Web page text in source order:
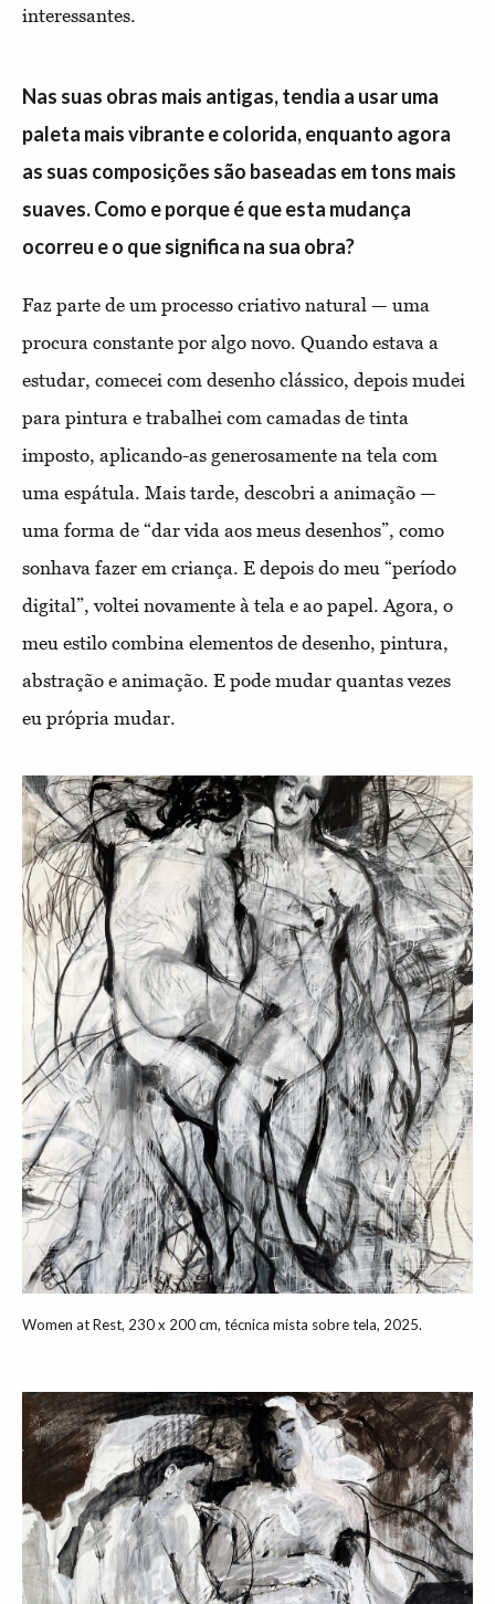
interessantes.
Nas suas obras mais antigas, tendia a usar uma
paleta mais vibrante e colorida, enquanto agora
as suas composições são baseadas em tons mais
suaves. Como e porque é que esta mudança
ocorreu e o que significa na sua obra?
Faz parte de um processo criativo natural — uma
procura constante por algo novo. Quando estava a
estudar, comecei com desenho clássico, depois mudei
para pintura e trabalhei com camadas de tinta
imposto, aplicando-as generosamente na tela com
uma espátula. Mais tarde, descobri a animação —
uma forma de “dar vida aos meus desenhos”, como
sonhava fazer em criança. E depois do meu “período
digital”, voltei novamente à tela e ao papel. Agora, o
meu estilo combina elementos de desenho, pintura,
abstração e animação. E pode mudar quantas vezes
eu própria mudar.
Women at Rest, 230 x 200 cm, técnica mista sobre tela, 2025.